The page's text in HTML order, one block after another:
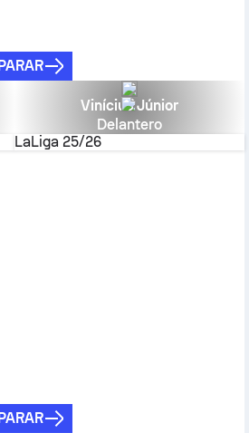
Vinícius Júnior
Delantero
LaLiga 25/26